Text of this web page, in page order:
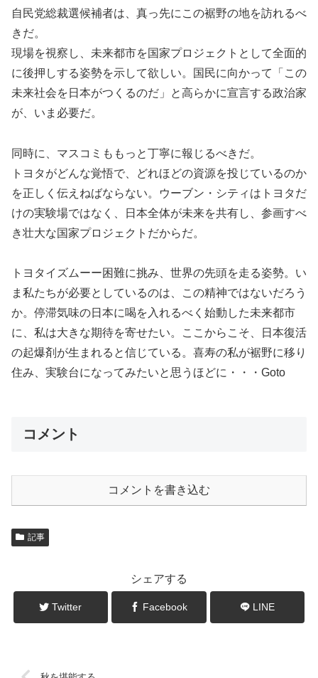
自民党総裁選候補者は、真っ先にこの裾野の地を訪れるべ
きだ。
現場を視察し、未来都市を国家プロジェクトとして全面的
に後押しする姿勢を示して欲しい。国民に向かって「この
未来社会を日本がつくるのだ」と高らかに宣言する政治家
が、いま必要だ。
同時に、マスコミももっと丁寧に報じるべきだ。
トヨタがどんな覚悟で、どれほどの資源を投じているのか
を正しく伝えねばならない。ウーブン・シティはトヨタだ
けの実験場ではなく、日本全体が未来を共有し、参画すべ
き壮大な国家プロジェクトだからだ。
トヨタイズムーー困難に挑み、世界の先頭を走る姿勢。い
ま私たちが必要としているのは、この精神ではないだろう
か。停滞気味の日本に喝を入れるべく始動した未来都市
に、私は大きな期待を寄せたい。ここからこそ、日本復活
の起爆剤が生まれると信じている。喜寿の私が裾野に移り
住み、実験台になってみたいと思うほどに・・・Goto
コメント
コメントを書き込む
記事
シェアする
Twitter Facebook LINE